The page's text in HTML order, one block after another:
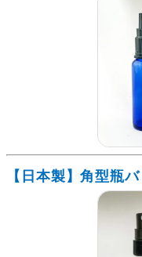
【日本製】角型瓶